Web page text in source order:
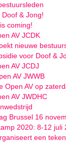
& Jong!
coming!
AV JCDK
nieuwe
voor Doof &
AV JCDJ
AV JWWB
Open AV op
AV JWDHC
Brussel 16
2020: 8-12 juli
een